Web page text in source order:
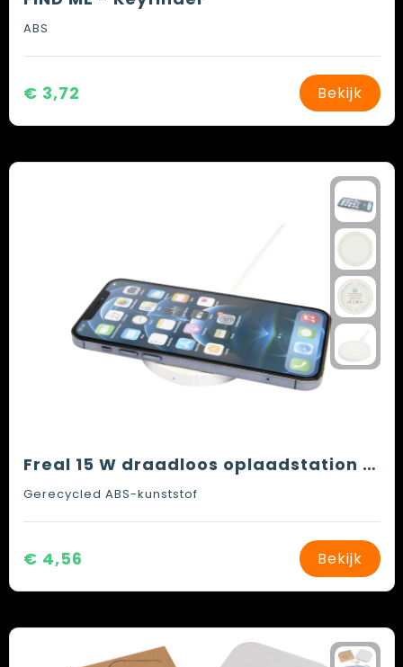
ABS
€ 3,72 Bekijk
Freal 15 W draadloos oplaadstation van gerecycled plastic
Gerecycled ABS-kunststof
€ 4,56 Bekijk